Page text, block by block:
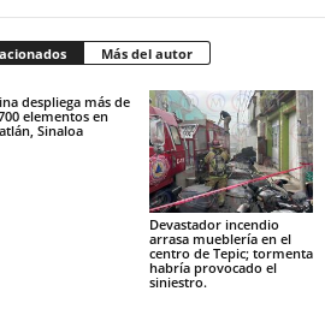
Más del autor
despliega más de
elementos en
Sinaloa
Devastador incendio
arrasa mueblería en el
centro de Tepic; tormenta
habría provocado el
siniestro.